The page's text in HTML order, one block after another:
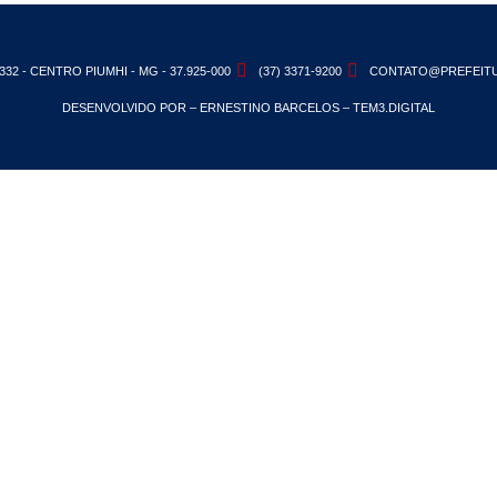
- CENTRO PIUMHI - MG - 37.925-000 (37) 3371-9200
DESENVOLVIDO POR – ERNESTINO BARCELOS – TEM3.DIGITAL